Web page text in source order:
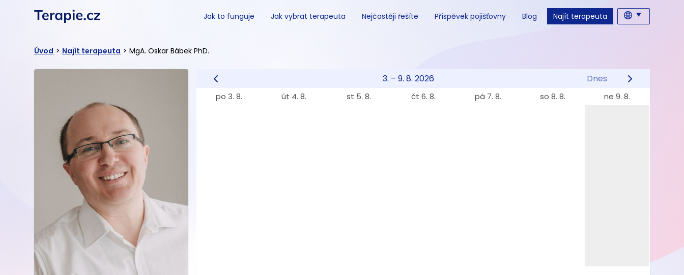
Jak to funguje Jak vybrat terapeuta Nejčastěji řešíte Příspěvek pojišťovny Blog Najít terapeuta
Úvod > Najít terapeuta > MgA. Oskar Bábek PhD.
3. – 9. 8. 2026 Dnes
po 3. 8. út 4. 8. st 5. 8. čt 6. 8. pá 7. 8. so 8. 8. ne 9. 8.